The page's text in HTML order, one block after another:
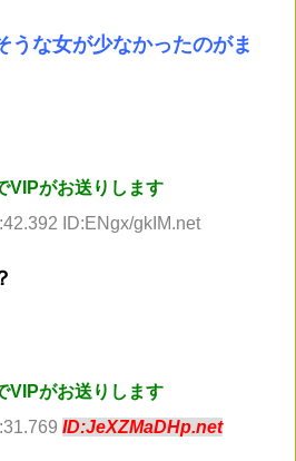
うな女が少なかったのがま
VIPがお送りします
ID:ENgx/gkIM.net
VIPがお送りします
ID:JeXZMaDHp.net